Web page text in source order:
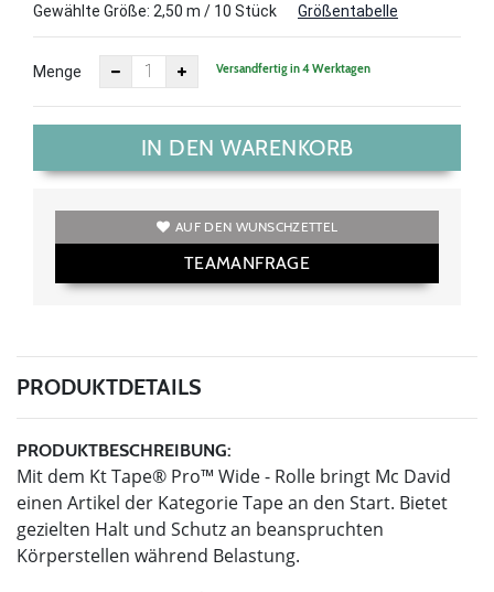
Gewählte Größe: 2,50 m / 10 Stück Größentabelle
Menge Versandfertig in 4 Werktagen
IN DEN WARENKORB
AUF DEN WUNSCHZETTEL
TEAMANFRAGE
PRODUKTDETAILS
PRODUKTBESCHREIBUNG:
Mit dem Kt Tape® Pro™ Wide - Rolle bringt Mc David
einen Artikel der Kategorie Tape an den Start. Bietet
gezielten Halt und Schutz an beanspruchten
Körperstellen während Belastung.